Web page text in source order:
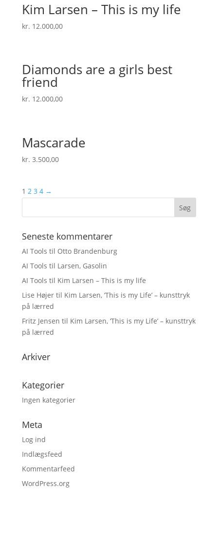
Kim Larsen – This is my life
kr. 12.000,00
Diamonds are a girls best
friend
kr. 12.000,00
Mascarade
kr. 3.500,00
1 2 3 4 →
Seneste kommentarer
AI Tools til Otto Brandenburg
AI Tools til Larsen, Gasolin
AI Tools til Kim Larsen – This is my life
Lise Højertil Kim Larsen, ‘This is my Life’ – kunsttryk
på lærred
Fritz Jensen til Kim Larsen, ‘This is my Life’ – kunsttryk
på lærred
Arkiver
Kategorier
Ingen kategorier
Meta
Log ind
Indlægsfeed
Kommentarfeed
WordPress.org